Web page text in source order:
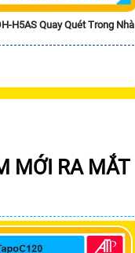
H5AS Quay Quét Trong Nhà
MỚI RA MẮT